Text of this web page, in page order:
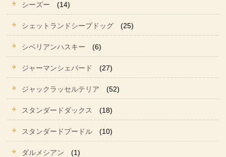
シーズー (14)
シェットランドシープドッグ (25)
シベリアンハスキー (6)
ジャーマンシェパード (27)
ジャックラッセルテリア (52)
スタンダードダックス (18)
スタンダードプードル (10)
ダルメシアン (1)